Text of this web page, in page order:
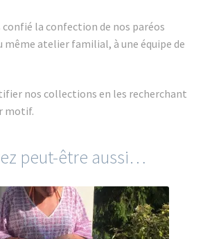
confié la confection de nos paréos
même atelier familial, à une équipe de
nos collections en les recherchant
motif.
peut-être aussi…